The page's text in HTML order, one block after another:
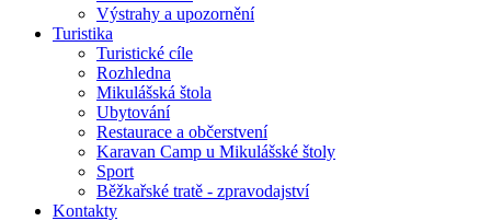
Výstrahy a upozornění
Turistika
Turistické cíle
Rozhledna
Mikulášská štola
Ubytování
Restaurace a občerstvení
Karavan Camp u Mikulášské štoly
Sport
Běžkařské tratě - zpravodajství
Kontakty